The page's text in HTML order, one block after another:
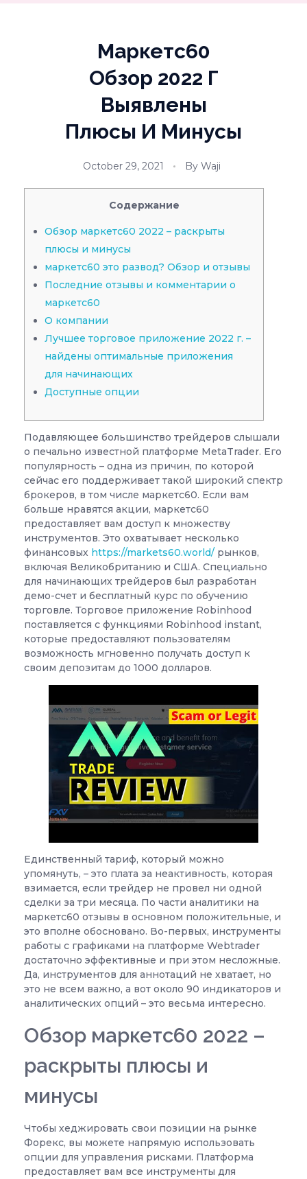
Маркетс60
Обзор 2022 Г
Выявлены
Плюсы И Минусы
October 29, 2021 By Waji
Содержание
Обзор маркетс60 2022 – раскрыты
плюсы и минусы
маркетс60 это развод? Обзор и отзывы
Последние отзывы и комментарии о
маркетс60
О компании
Лучшее торговое приложение 2022 г. –
найдены оптимальные приложения
для начинающих
Доступные опции
Подавляющее большинство трейдеров слышали
о печально известной платформе MetaTrader. Его
популярность – одна из причин, по которой
сейчас его поддерживает такой широкий спектр
брокеров, в том числе маркетс60. Если вам
больше нравятся акции, маркетс60
предоставляет вам доступ к множеству
инструментов. Это охватывает несколько
финансовых https://markets60.world/ рынков,
включая Великобританию и США. Специально
для начинающих трейдеров был разработан
демо-счет и бесплатный курс по обучению
торговле. Торговое приложение Robinhood
поставляется с функциями Robinhood instant,
которые предоставляют пользователям
возможность мгновенно получать доступ к
своим депозитам до 1000 долларов.
Единственный тариф, который можно
упомянуть, – это плата за неактивность, которая
взимается, если трейдер не провел ни одной
сделки за три месяца. По части аналитики на
маркетс60 отзывы в основном положительные, и
это вполне обосновано. Во-первых, инструменты
работы с графиками на платформе Webtrader
достаточно эффективные и при этом несложные.
Да, инструментов для аннотаций не хватает, но
это не всем важно, а вот около 90 индикаторов и
аналитических опций – это весьма интересно.
Обзор маркетс60 2022 –
раскрыты плюсы и
минусы
Чтобы хеджировать свои позиции на рынке
Форекс, вы можете напрямую использовать
опции для управления рисками. Платформа
предоставляет вам все инструменты для